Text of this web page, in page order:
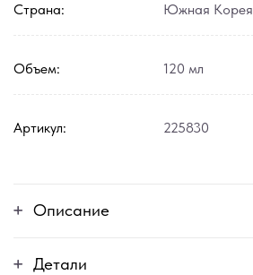
Страна: Южная Корея
Объем: 120 мл
Артикул: 225830
Описание
Детали